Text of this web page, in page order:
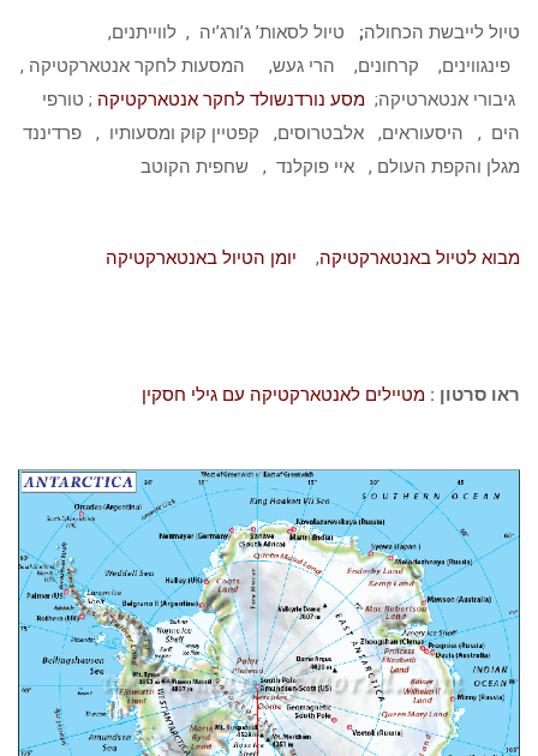
טיול לייבשת הכחולה;
טיול לסאות’ ג’ורג’יה , לווייתנים,
פינגווינים, קרחונים, הרי געש, המסעות לחקר אנטארקטיקה ,
גיבורי אנטארטיקה; מסע נורדנשולד לחקר אנטארקטיקה ; טורפי
הים , היסעוראים, אלבטרוסים, קפטיין קוק ומסעותיו , פרדיננד
מגלן והקפת העולם , איי פוקלנד , שחפית הקוטב
מבוא לטיול באנטארקטיקה, יומן הטיול באנטארקטיקה
ראו סרטון : מטיילים לאנטארקטיקה עם גילי חסקין